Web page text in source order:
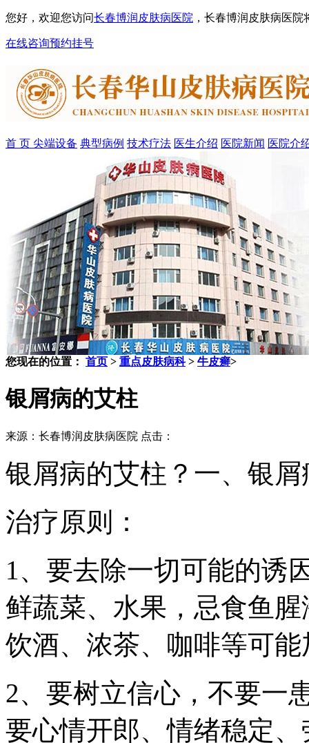
您好，欢迎您访问长春博润皮肤病医院 ，长春博润皮肤病医
在线咨询预约挂号
首 页 尖端设备 典型病例 技术疗法 医生介绍 医院新闻 医院介
您现在的位置： 首页 > 重点皮肤病科> 牛皮癣>
银屑病的艾柱
来源：长春博润皮肤病医院 点击：
银屑病的艾柱？一、银
治疗原则：
1、要去除一切可能的诱
鲜蔬菜、水果，忌食鱼
饮酒、浓茶、咖啡等可
2、要树立信心，不要一
要心情开郎、情绪稳定